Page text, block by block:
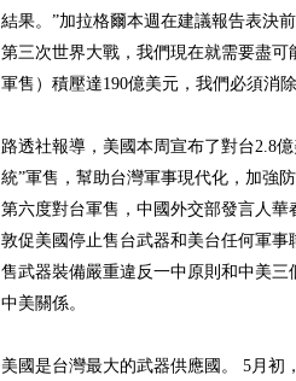
結果。”加拉格爾本週在建議報告表決
第三次世界大戰，我們現在就需要盡
軍售）積壓達190億美元，我們必須消
路透社報導，美國本周宣布了對台2.8
統”軍售，幫助台灣軍事現代化，加強
第六度對台軍售，中國外交部發言人
敦促美國停止售台武器和美台任何軍
售武器裝備嚴重違反一中原則和中美
中美關係。
美國是台灣最大的武器供應國。 5月初